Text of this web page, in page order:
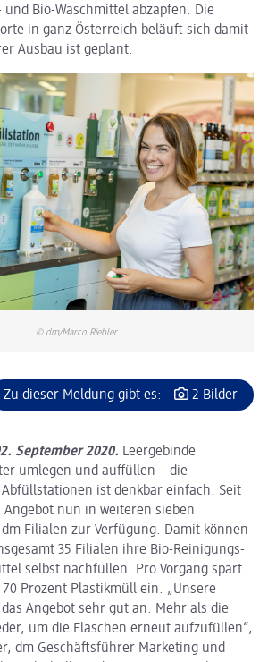
und Bio-Waschmittel abzapfen. Die
in ganz Österreich beläuft sich damit
Ausbau ist geplant.
© dm/Marco Riebler
Zu dieser Meldung gibt es: 2 Bilder
September 2020. Leergebinde
umlegen und auffüllen – die
ist denkbar einfach. Seit
Angebot nun in weiteren sieben
Filialen zur Verfügung. Damit können
35 Filialen ihre Bio-Reinigungs-
selbst nachfüllen. Pro Vorgang spart
Prozent Plastikmüll ein. „Unsere
Angebot sehr gut an. Mehr als die
um die Flaschen erneut aufzufüllen“,
dm Geschäftsführer Marketing und